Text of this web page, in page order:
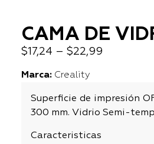
CAMA DE
$17,24 – $22,99
Marca: Creality
Superficie de impresión
300 mm. Vidrio Semi-
Caracteristicas